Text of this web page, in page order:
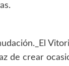
de crear